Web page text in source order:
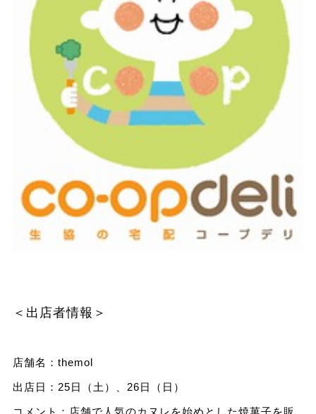
＜出店者情報＞
店舗名：themol
出店日：25日（土）、26日（日）
コメント：店舗で人気のカヌレを始めとした焼菓子を販